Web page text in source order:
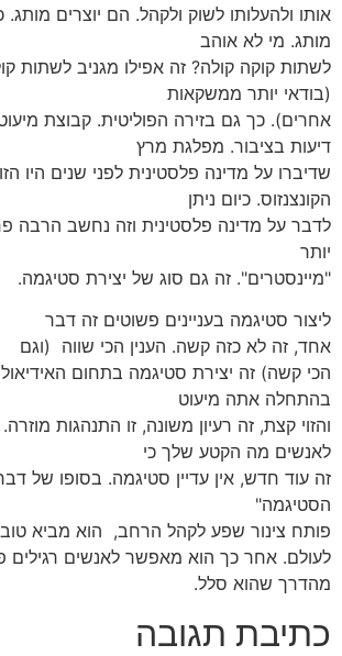
אותו ולהעלותו לשוק ולקהל. הם יוצרים
מותג. מי לא אוהב
לשתות קוקה קולה? זה אפילו מגניב לשתות
(בודאי יותר ממשקאות
אחרים). כך גם בזירה הפוליטית. קבוצת
דיעות בציבור. מפלגת מרץ
שדיברו על מדינה פלסטינית לפני שנים היו
הקונצנזוס. כיום ניתן
לדבר על מדינה פלסטינית וזה נחשב הרבה
יותר
"מיינסטרים". זה גם סוג של יצירת סטיגמה.
ליצור סטיגמה בעניינים פשוטים זה דבר
אחד, זה לא כזה קשה. הענין הכי שווה (וגם
הכי קשה) זה יצירת סטיגמה בתחום
בהתחלה אתה מיעוט
והזוי קצת, זה רעיון משונה, זו התנהגות
לאנשים מה הקטע שלך כי
זה עוד חדש, אין עדיין סטיגמה. בסופו של
הסטיגמה"
פותח צינור שפע לקהל הרחב, הוא מביא
לעולם. אחר כך הוא מאפשר לאנשים רגילים
מהדרך שהוא סלל.
כתיבת תגובה